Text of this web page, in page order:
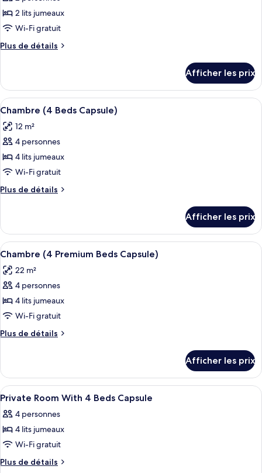
pour
ce
type
de
Chambre
(2
Single
Capsule)
2 lits jumeaux
Wi-Fi gratuit
Plus de détails
Plus
Chambre
(2
Single
Afficher les prix
Afficher
toutes
les
photos
pour
ce
type
de
Chambre
(4
Beds
Capsule)
Un lit bien fait, avec une serviette,
5
Chambre (4 Beds Capsule)
12 m²
4 personnes
4 lits jumeaux
Wi-Fi gratuit
Plus de détails
Plus
Chambre
(4
Beds
Afficher les prix
Afficher
toutes
les
photos
pour
ce
type
de
Chambre
(4
Premium
Beds
Capsule)
Une pièce avec des lits superposés,
5
Chambre (4 Premium Beds Capsule)
22 m²
4 personnes
4 lits jumeaux
Wi-Fi gratuit
Plus de détails
Plus
Chambre
(4
Premium
Capsule)
Afficher les prix
Afficher
toutes
les
photos
pour
ce
Une pièce comprenant un lit, une
14
Private Room With 4 Beds Capsule
4 personnes
4 lits jumeaux
Wi-Fi gratuit
Plus de détails
Plus